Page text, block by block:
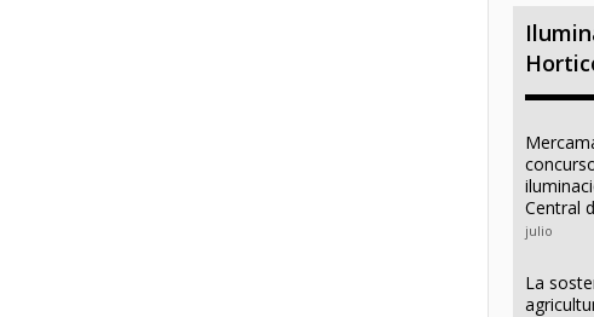
Central
julio
La